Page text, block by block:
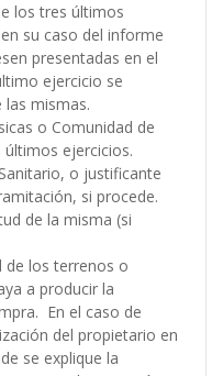
los tres últimos
su caso del informe
presentadas en el
ejercicio se
las mismas.
o Comunidad de
últimos ejercicios.
o justificante
si procede.
de la misma (si
de los terrenos o
a producir la
En el caso de
del propietario en
se explique la